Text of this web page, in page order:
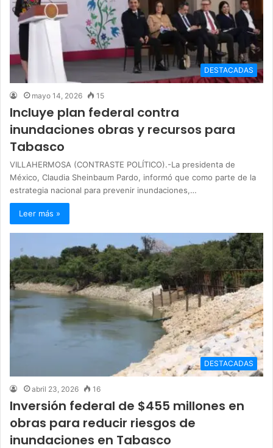
DESTACADAS
mayo 14, 2026 15
Incluye plan federal contra
inundaciones obras y recursos para
Tabasco
VILLAHERMOSA (CONTRASTE POLÍTICO).-La presidenta de
México, Claudia Sheinbaum Pardo, informó que como parte de la
estrategia nacional para prevenir inundaciones,…
Leer más »
DESTACADAS
abril 23, 2026 16
Inversión federal de $455 millones en
obras para reducir riesgos de
inundaciones en Tabasco